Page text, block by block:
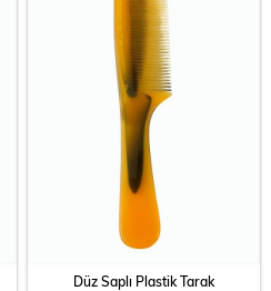
Düz Saplı Plastik Tarak